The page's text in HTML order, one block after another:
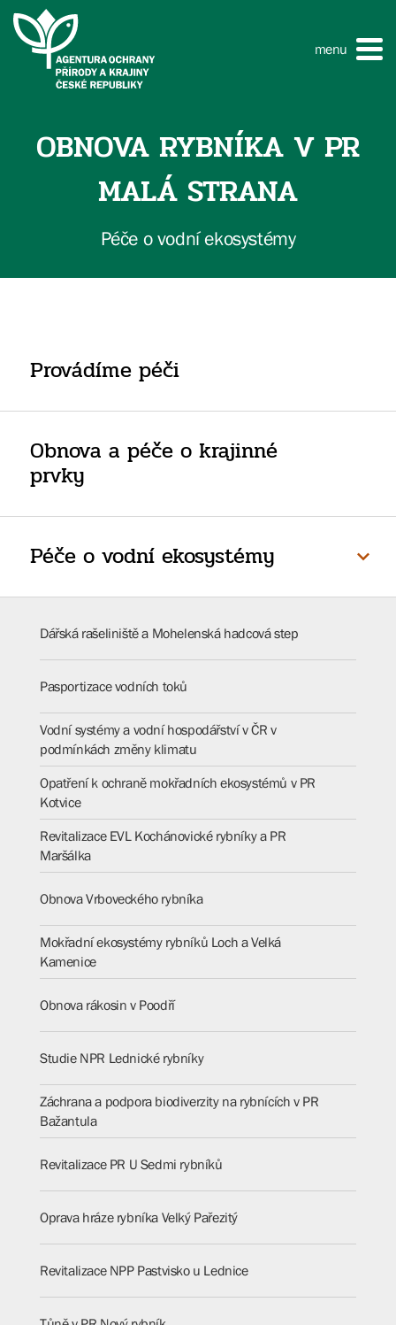
menu
OBNOVA RYBNÍKA V PR
MALÁ STRANA
Péče o vodní ekosystémy
Provádíme péči
Obnova a péče o krajinné
prvky
Péče o vodní ekosystémy
Dářská rašeliniště a Mohelenská hadcová step
Pasportizace vodních toků
Vodní systémy a vodní hospodářství v ČR v
podmínkách změny klimatu
Opatření k ochraně mokřadních ekosystémů v PR
Kotvice
Revitalizace EVL Kochánovické rybníky a PR
Maršálka
Obnova Vrboveckého rybníka
Mokřadní ekosystémy rybníků Loch a Velká
Kamenice
Obnova rákosin v Poodří
Studie NPR Lednické rybníky
Záchrana a podpora biodiverzity na rybnících v PR
Bažantula
Revitalizace PR U Sedmi rybníků
Oprava hráze rybníka Velký Pařezitý
Revitalizace NPP Pastvisko u Lednice